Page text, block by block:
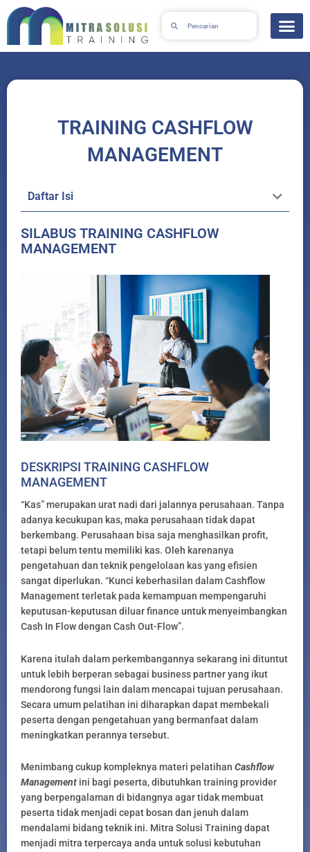
Lewati
ke
TRAINING CASHFLOW
MANAGEMENT
Daftar Isi
SILABUS TRAINING CASHFLOW
MANAGEMENT
DESKRIPSI TRAINING CASHFLOW
MANAGEMENT
“Kas” merupakan urat nadi dari jalannya perusahaan. Tanpa
adanya kecukupan kas, maka perusahaan tidak dapat
berkembang. Perusahaan bisa saja menghasilkan profit,
tetapi belum tentu memiliki kas. Oleh karenanya
pengetahuan dan teknik pengelolaan kas yang efisien
sangat diperlukan. “Kunci keberhasilan dalam Cashflow
Management terletak pada kemampuan mempengaruhi
keputusan-keputusan diluar finance untuk menyeimbangkan
Cash In Flow dengan Cash Out-Flow”.
Karena itulah dalam perkembangannya sekarang ini dituntut
untuk lebih berperan sebagai business partner yang ikut
mendorong fungsi lain dalam mencapai tujuan perusahaan.
Secara umum pelatihan ini diharapkan dapat membekali
peserta dengan pengetahuan yang bermanfaat dalam
meningkatkan perannya tersebut.
Menimbang cukup kompleknya materi pelatihan Cashflow
Management ini bagi peserta, dibutuhkan training provider
yang berpengalaman di bidangnya agar tidak membuat
peserta tidak menjadi cepat bosan dan jenuh dalam
mendalami bidang teknik ini. Mitra Solusi Training dapat
menjadi mitra terpercaya anda untuk solusi kebutuhan